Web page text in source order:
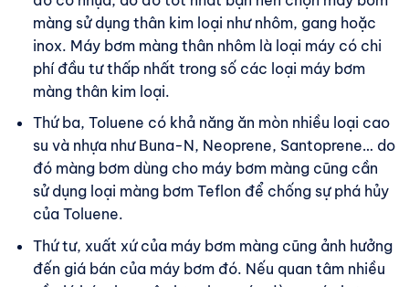
màng sử dụng thân kim loại như nhôm, gang hoặc
inox. Máy bơm màng thân nhôm là loại máy có chi
phí đầu tư thấp nhất trong số các loại máy bơm
màng thân kim loại.
Thứ ba, Toluene có khả năng ăn mòn nhiều loại cao
su và nhựa như Buna-N, Neoprene, Santoprene… do
đó màng bơm dùng cho máy bơm màng cũng cần
sử dụng loại màng bơm Teflon để chống sự phá hủy
của Toluene.
Thứ tư, xuất xứ của máy bơm màng cũng ảnh hưởng
đến giá bán của máy bơm đó. Nếu quan tâm nhiều